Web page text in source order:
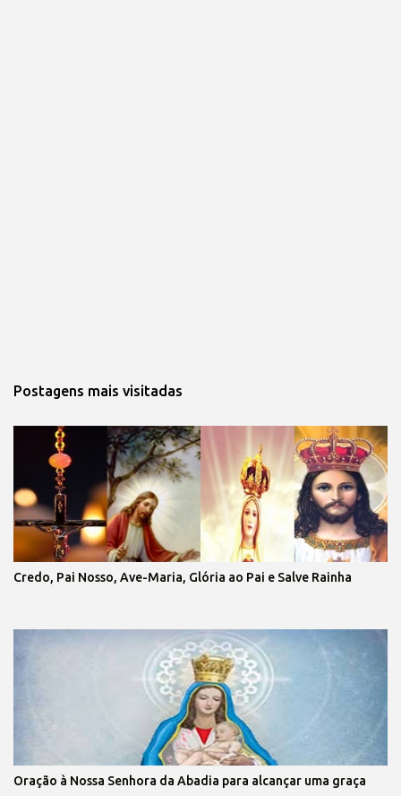
Postagens mais visitadas
Credo, Pai Nosso, Ave-Maria, Glória ao Pai e Salve Rainha
Oração à Nossa Senhora da Abadia para alcançar uma graça